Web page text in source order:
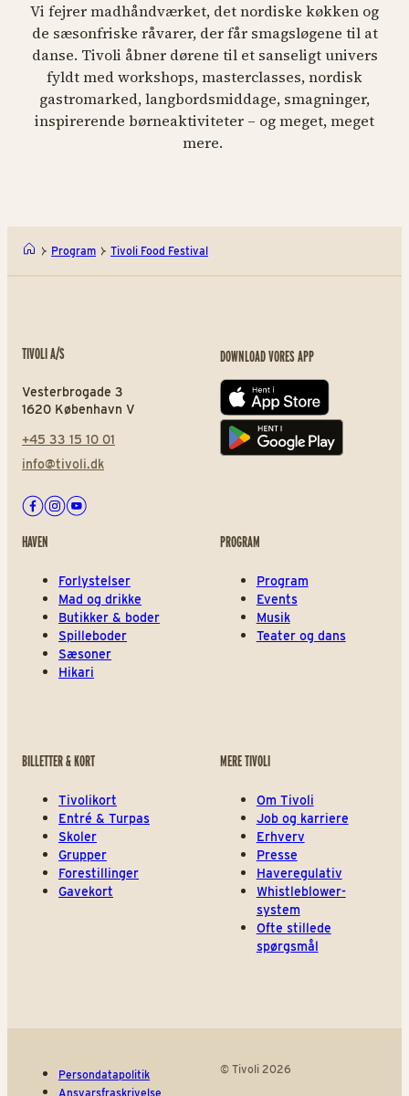
Vi fejrer madhåndværket, det nordiske køkken og
de sæsonfriske råvarer, der får smagsløgene til at
danse. Tivoli åbner dørene til et sanseligt univers
fyldt med workshops, masterclasses, nordisk
gastromarked, langbordsmiddage, smagninger,
inspirerende børneaktiviteter – og meget, meget
mere.
Program Tivoli Food Festival
TIVOLI A/S
Vesterbrogade 3
1620 København V
+45 33 15 10 01
info@tivoli.dk
Facebook
Instagram
Youtube
DOWNLOAD VORES APP
App store
Play store
HAVEN
Forlystelser
Mad og drikke
Butikker & boder
Spilleboder
Sæsoner
Hikari
PROGRAM
Program
Events
Musik
Teater og dans
BILLETTER & KORT
Tivolikort
Entré & Turpas
Skoler
Grupper
Forestillinger
Gavekort
MERE TIVOLI
Om Tivoli
Job og karriere
Erhverv
Presse
Haveregulativ
Whistleblower-
system
Ofte stillede
spørgsmål
Persondatapolitik
Ansvarsfraskrivelse
© Tivoli 2026